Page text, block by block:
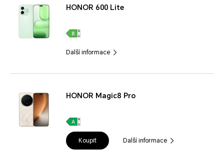
HONOR 600 Lite
Další informace
HONOR Magic8 Pro
Koupit Další informace